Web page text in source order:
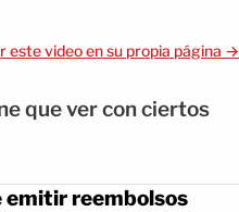
este video en su propia página →
que ver con ciertos
emitir reembolsos